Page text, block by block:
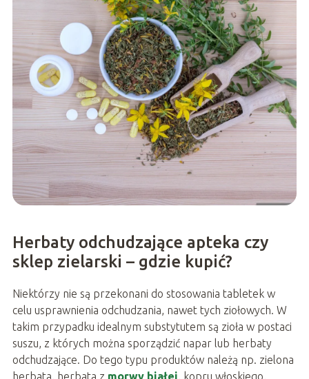
Herbaty odchudzające apteka czy
sklep zielarski – gdzie kupić?
Niektórzy nie są przekonani do stosowania tabletek w
celu usprawnienia odchudzania, nawet tych ziołowych. W
takim przypadku idealnym substytutem są zioła w postaci
suszu, z których można sporządzić napar lub herbaty
odchudzające. Do tego typu produktów należą np. zielona